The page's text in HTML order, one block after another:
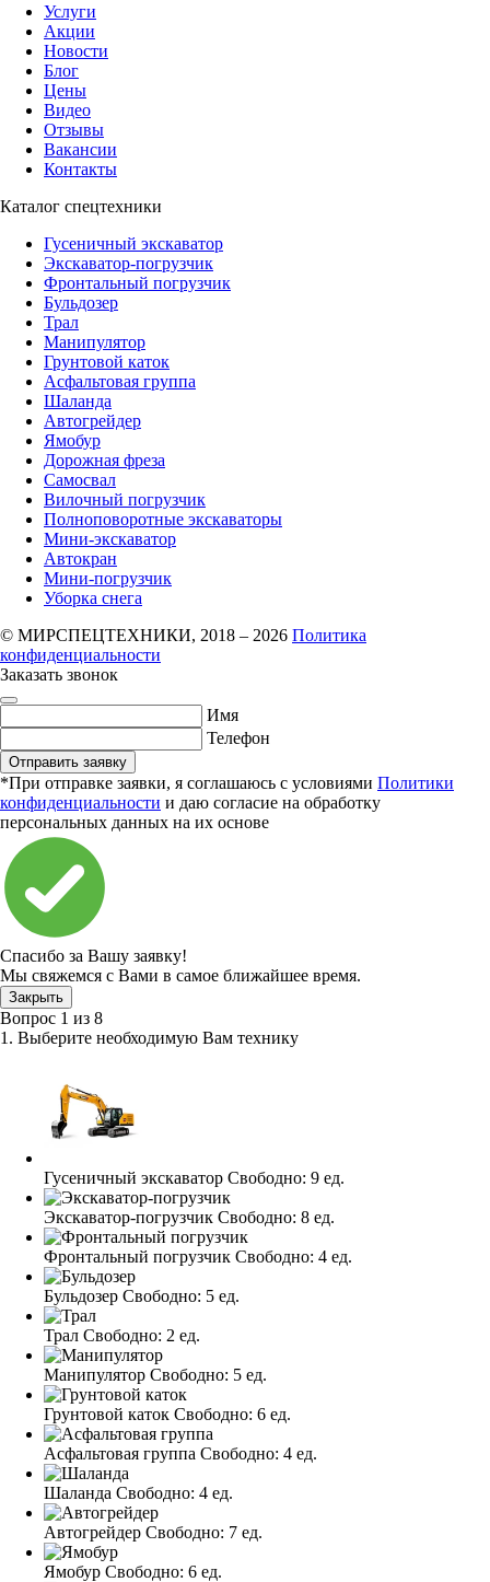
Услуги
Акции
Новости
Блог
Цены
Видео
Отзывы
Вакансии
Контакты
Каталог спецтехники
Гусеничный экскаватор
Экскаватор-погрузчик
Фронтальный погрузчик
Бульдозер
Трал
Манипулятор
Грунтовой каток
Асфальтовая группа
Шаланда
Автогрейдер
Ямобур
Дорожная фреза
Самосвал
Вилочный погрузчик
Полноповоротные экскаваторы
Мини-экскаватор
Автокран
Мини-погрузчик
Уборка снега
© МИРСПЕЦТЕХНИКИ, 2018 – 2026 Политика
конфиденциальности
Заказать звонок
Имя
Телефон
Отправить заявку
*При отправке заявки, я соглашаюсь с условиями Политики
конфиденциальности и даю согласие на обработку
персональных данных на их основе
Спасибо за Вашу заявку!
Мы свяжемся с Вами в самое ближайшее время.
Закрыть
Вопрос 1 из 8
1. Выберите необходимую Вам технику
Гусеничный экскаватор Свободно: 9 ед.
Экскаватор-погрузчик Свободно: 8 ед.
Фронтальный погрузчик Свободно: 4 ед.
Бульдозер Свободно: 5 ед.
Трал Свободно: 2 ед.
Манипулятор Свободно: 5 ед.
Грунтовой каток Свободно: 6 ед.
Асфальтовая группа Свободно: 4 ед.
Шаланда Свободно: 4 ед.
Автогрейдер Свободно: 7 ед.
Ямобур Свободно: 6 ед.